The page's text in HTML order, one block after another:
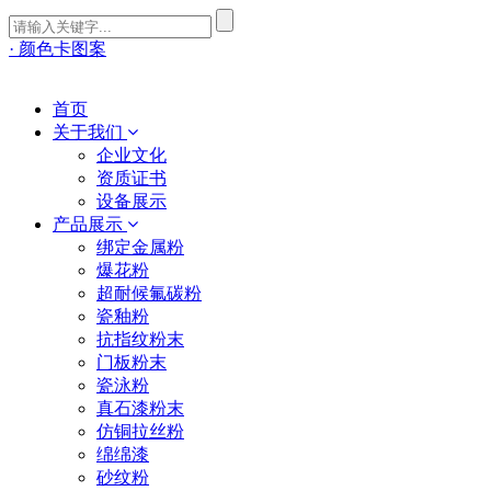
· 颜色卡图案
首页
关于我们
企业文化
资质证书
设备展示
产品展示
绑定金属粉
爆花粉
超耐候氟碳粉
瓷釉粉
抗指纹粉末
门板粉末
瓷泳粉
真石漆粉末
仿铜拉丝粉
绵绵漆
砂纹粉